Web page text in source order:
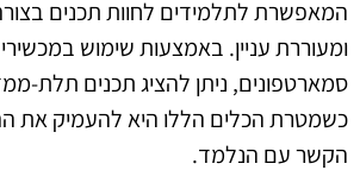
המאפשרת לתלמידים לחוות תכנים
ומעוררת עניין. באמצעות שימוש
סמארטפונים, ניתן להציג תכנים תלת-
כשמטרת הכלים הללו היא להעמיק את
הקשר עם הנלמד.